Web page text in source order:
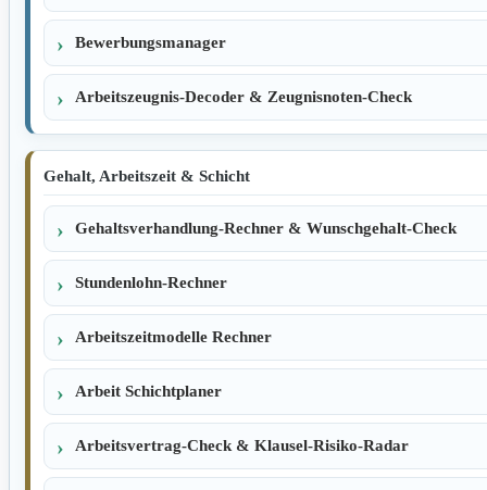
Bewerbungsmanager
Arbeitszeugnis-Decoder & Zeugnisnoten-Check
Gehalt, Arbeitszeit & Schicht
Gehaltsverhandlung-Rechner & Wunschgehalt-Check
Stundenlohn-Rechner
Arbeitszeitmodelle Rechner
Arbeit Schichtplaner
Arbeitsvertrag-Check & Klausel-Risiko-Radar